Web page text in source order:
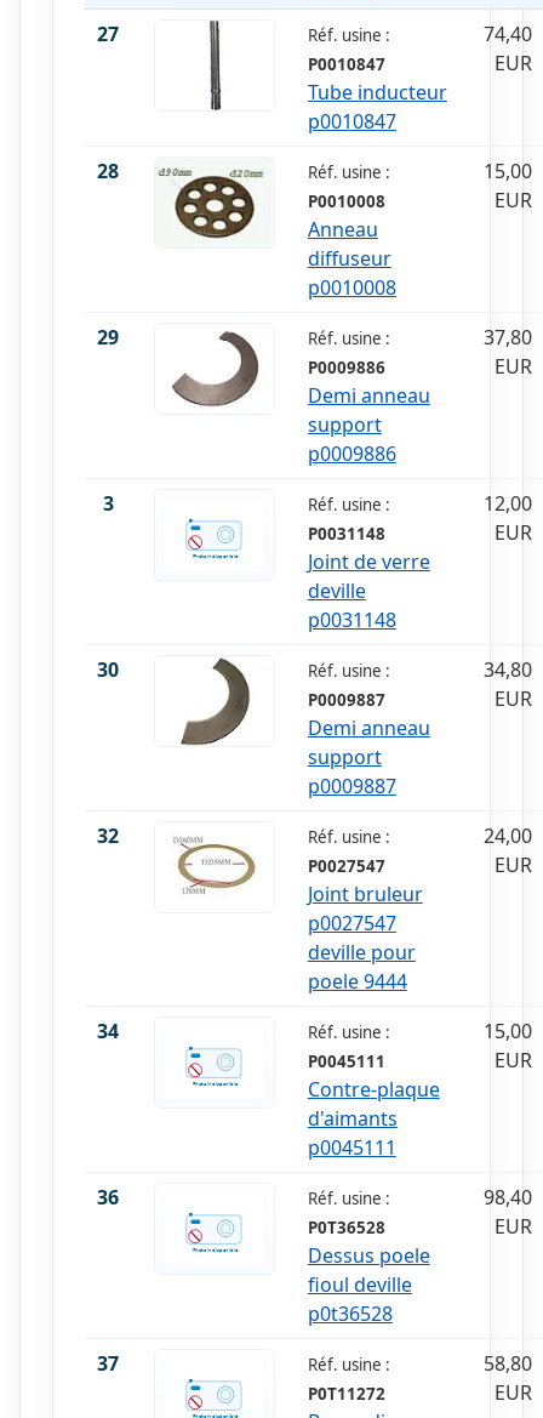
27
Réf. usine :
P0010847
Tube inducteur
p0010847
74,40
EUR
28
Réf. usine :
P0010008
Anneau
diffuseur
p0010008
15,00
EUR
29
Réf. usine :
P0009886
Demi anneau
support
p0009886
37,80
EUR
3
Réf. usine :
P0031148
Joint de verre
deville
p0031148
12,00
EUR
30
Réf. usine :
P0009887
Demi anneau
support
p0009887
34,80
EUR
32
Réf. usine :
P0027547
Joint bruleur
p0027547
deville pour
poele 9444
24,00
EUR
34
Réf. usine :
P0045111
Contre-plaque
d'aimants
p0045111
15,00
EUR
36
Réf. usine :
P0T36528
Dessus poele
fioul deville
p0t36528
98,40
EUR
37
Réf. usine :
P0T11272
58,80
EUR